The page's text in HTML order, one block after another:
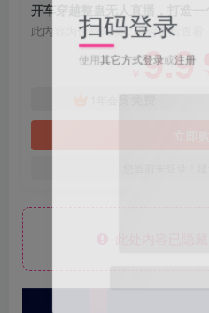
此内容为付费阅读，请付费后查看
9.9
免费
您当前未登录！
扫码登录
使用其它方式登录或注册